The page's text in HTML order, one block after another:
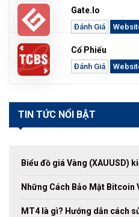
Gate.io
Đánh Giá
Cổ Phiếu
Đánh Giá
TIN TỨC NỔI BẬT
Biểu đồ giá Vàng (XAUUSD)
Những Cách Bảo Mật Bitcoin
MT4 là gì? Hướng dẫn cách